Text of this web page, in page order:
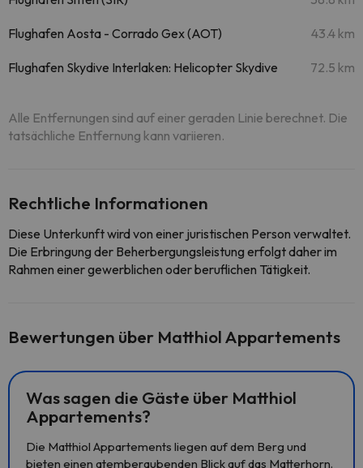
Flughafen Aosta - Corrado Gex (AOT) 43.4 km
Flughafen Skydive Interlaken: Helicopter Skydive 72.5 km
Alle Entfernungen sind auf einer geraden Linie berechnet. Die
tatsächliche Entfernung kann variieren.
Rechtliche Informationen
Diese Unterkunft wird von einer juristischen Person verwaltet.
Die Erbringung der Beherbergungsleistung erfolgt daher im
Rahmen einer gewerblichen oder beruflichen Tätigkeit.
Bewertungen über Matthiol Appartements
Was sagen die Gäste über Matthiol
Appartements?
Die Matthiol Appartements liegen auf dem Berg und
bieten einen atemberaubenden Blick auf das Matterhorn.